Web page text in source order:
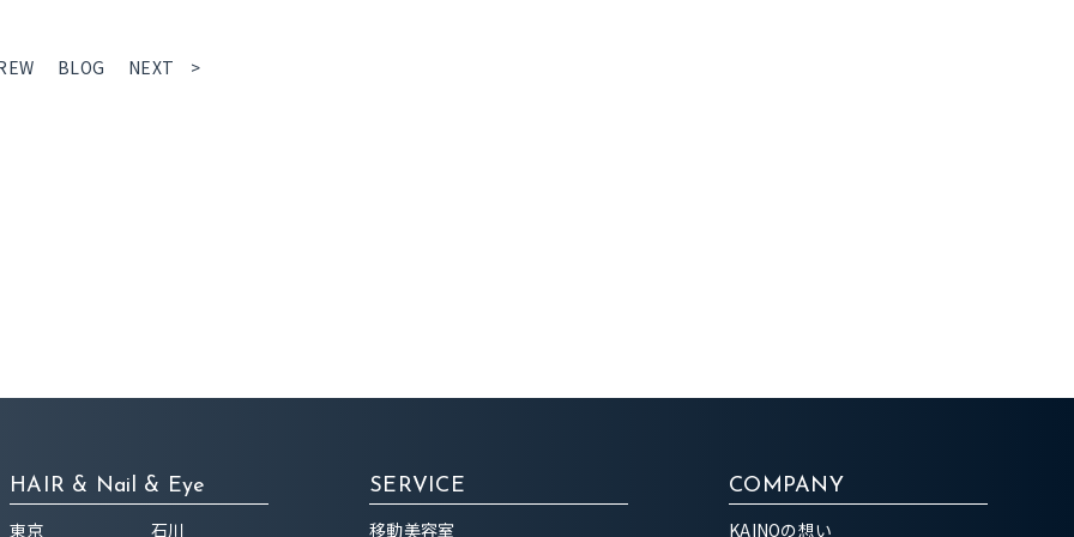
BLOG NEXT >
HAIR & Nail & Eye
東京 石川
SERVICE
移動美容室
COMPANY
KAINOの想い